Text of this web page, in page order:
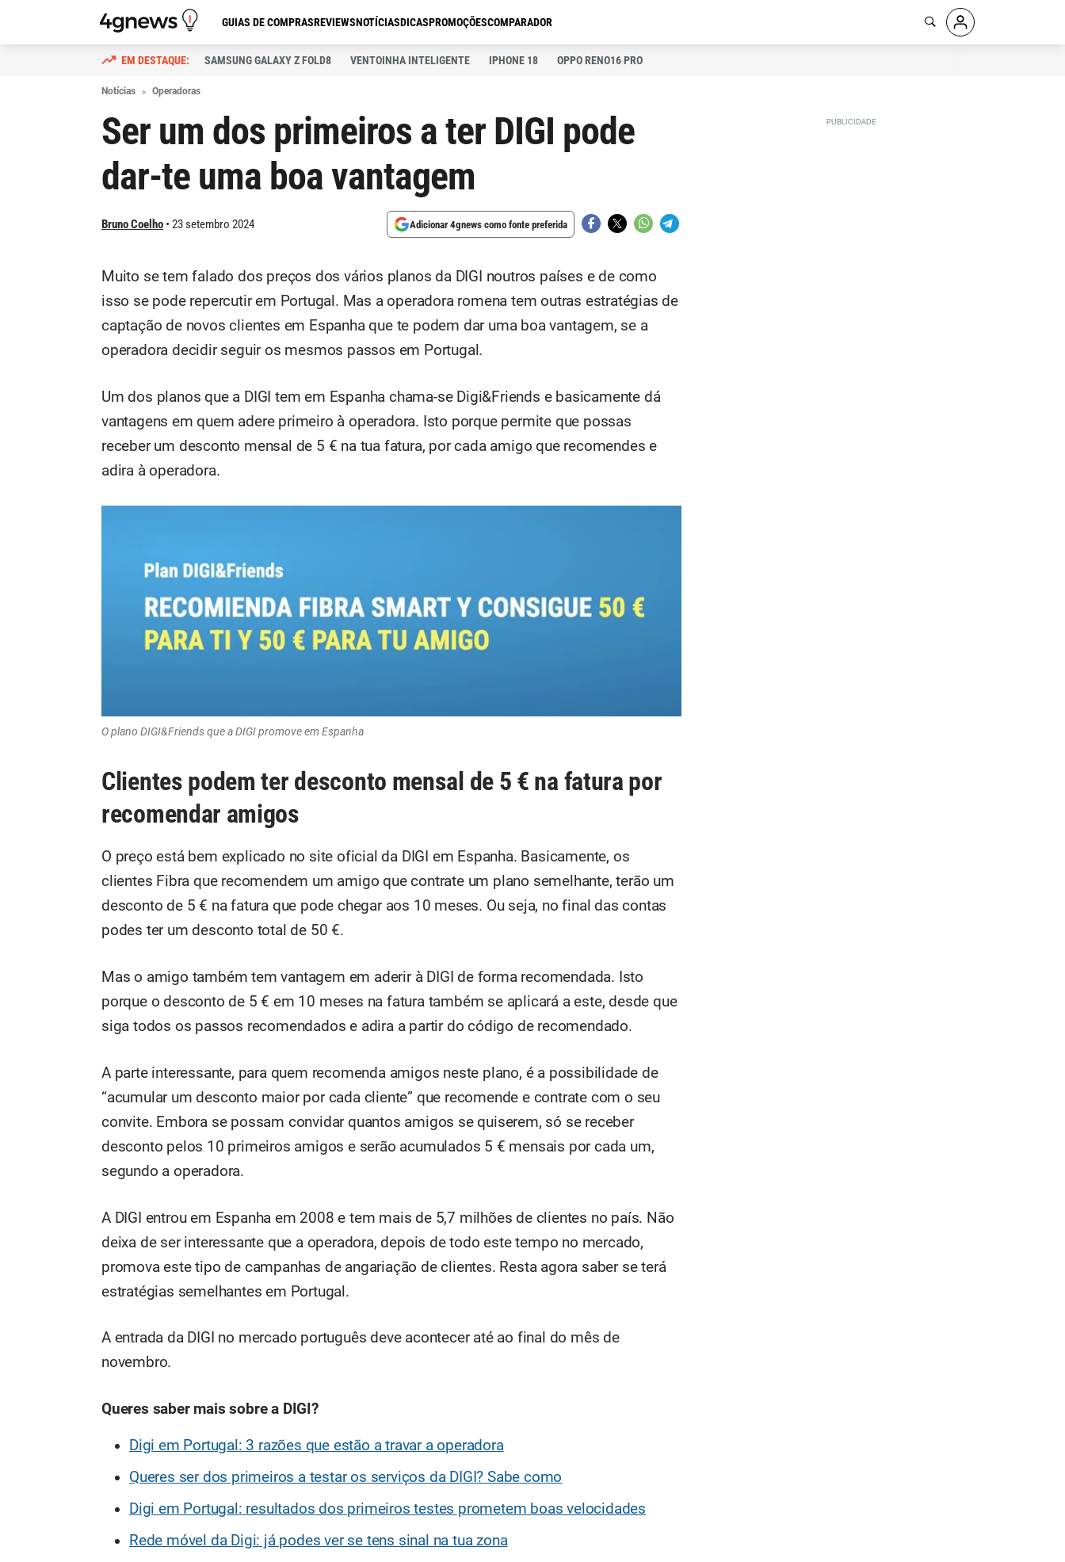
GUIAS DE COMPRASREVIEWSNOTÍCIASDICASPROMOÇÕESCOMPARADOR
SAMSUNG GALAXY Z FOLD8 VENTOINHA INTELIGENTE IPHONE 18 OPPO RENO16 PRO
Notícias Operadoras
Ser um dos primeiros a ter DIGI pode
dar-te uma boa vantagem
Bruno Coelho 23 setembro 2024 Adicionar 4gnews como fonte preferida
Muito se tem falado dos preços dos vários planos da DIGI noutros países e de como
isso se pode repercutir em Portugal. Mas a operadora romena tem outras estratégias de
captação de novos clientes em Espanha que te podem dar uma boa vantagem, se a
operadora decidir seguir os mesmos passos em Portugal.
Um dos planos que a DIGI tem em Espanha chama-se Digi&Friends e basicamente dá
vantagens em quem adere primeiro à operadora. Isto porque permite que possas
receber um desconto mensal de 5 € na tua fatura, por cada amigo que recomendes e
adira à operadora.
O plano DIGI&Friends que a DIGI promove em Espanha
Clientes podem ter desconto mensal de 5 € na fatura por
recomendar amigos
O preço está bem explicado no site oficial da DIGI em Espanha. Basicamente, os
clientes Fibra que recomendem um amigo que contrate um plano semelhante, terão um
desconto de 5 € na fatura que pode chegar aos 10 meses. Ou seja, no final das contas
podes ter um desconto total de 50 €.
Mas o amigo também tem vantagem em aderir à DIGI de forma recomendada. Isto
porque o desconto de 5 € em 10 meses na fatura também se aplicará a este, desde que
siga todos os passos recomendados e adira a partir do código de recomendado.
A parte interessante, para quem recomenda amigos neste plano, é a possibilidade de
“acumular um desconto maior por cada cliente” que recomende e contrate com o seu
convite. Embora se possam convidar quantos amigos se quiserem, só se receber
desconto pelos 10 primeiros amigos e serão acumulados 5 € mensais por cada um,
segundo a operadora.
A DIGI entrou em Espanha em 2008 e tem mais de 5,7 milhões de clientes no país. Não
deixa de ser interessante que a operadora, depois de todo este tempo no mercado,
promova este tipo de campanhas de angariação de clientes. Resta agora saber se terá
estratégias semelhantes em Portugal.
A entrada da DIGI no mercado português deve acontecer até ao final do mês de
novembro.
Queres saber mais sobre a DIGI?
Digi em Portugal: 3 razões que estão a travar a operadora
Queres ser dos primeiros a testar os serviços da DIGI? Sabe como
Digi em Portugal: resultados dos primeiros testes prometem boas velocidades
Rede móvel da Digi: já podes ver se tens sinal na tua zona